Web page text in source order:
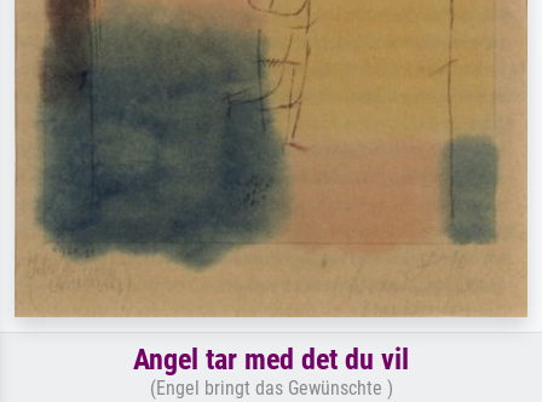
Angel tar med det du vil
(Engel bringt das Gewünschte )